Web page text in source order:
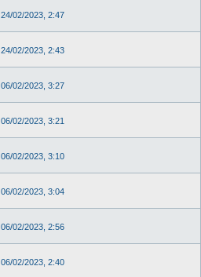
24/02/2023, 2:47
24/02/2023, 2:43
06/02/2023, 3:27
06/02/2023, 3:21
06/02/2023, 3:10
06/02/2023, 3:04
06/02/2023, 2:56
06/02/2023, 2:40